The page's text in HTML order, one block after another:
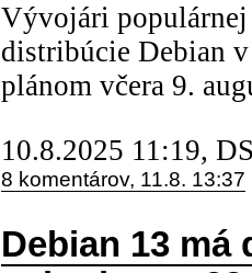
Vývojári
distribúcie Debian
plánom včera 9.
10.8.2025 11:19,
8 komentárov, 11.8. 13:37
Debian 13 má